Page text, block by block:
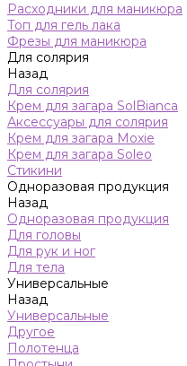
Расходники для маникюра
Топ для гель лака
Фрезы для маникюра
Для солярия
Назад
Для солярия
Крем для загара SolBianca
Аксессуары для солярия
Крем для загара Moxie
Крем для загара Soleo
Стикини
Одноразовая продукция
Назад
Одноразовая продукция
Для головы
Для рук и ног
Для тела
Универсальные
Назад
Универсальные
Другое
Полотенца